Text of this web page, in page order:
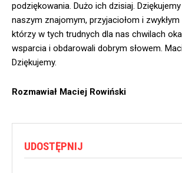
podziękowania. Dużo ich dzisiaj.
naszym znajomym, przyjaciołom i
którzy w tych trudnych dla nas chwilach
wsparcia i obdarowali dobrym słowem.
Dziękujemy.
Rozmawiał Maciej Rowiński
UDOSTĘPNIJ